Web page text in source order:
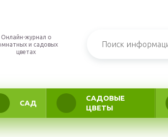
Онлайн-журнал о
и садовых
цветах
САД
САДОВЫЕ
ЦВЕТЫ